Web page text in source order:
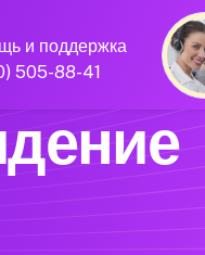
и поддержка
505-88-41